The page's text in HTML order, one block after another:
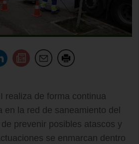
realiza de forma continua
en la red de saneamiento del
prevenir posibles atascos y
se enmarcan dentro